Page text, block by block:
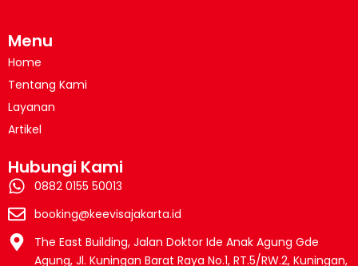
Menu
Home
Tentang Kami
Layanan
Artikel
Hubungi Kami
0882 0155 50013
booking@keevisajakarta.id
The East Building, Jalan Doktor Ide Anak Agung Gde
Agung, Jl. Kuningan Barat Raya No.1, RT.5/RW.2, Kuningan,